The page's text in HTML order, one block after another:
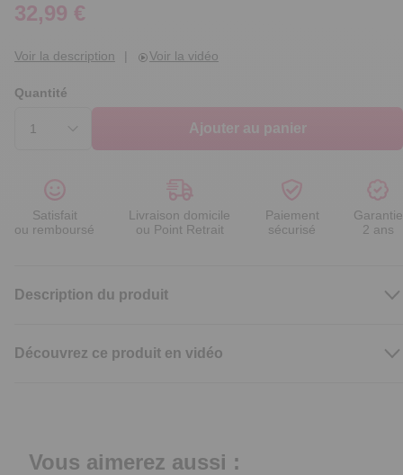
32,99 €
Voir la description | Voir la vidéo
Quantité
Ajouter au panier
Satisfait
ou remboursé
Livraison domicile
ou Point Retrait
Paiement
sécurisé
Garantie
2 ans
Description du produit
Découvrez ce produit en vidéo
Vous aimerez aussi :